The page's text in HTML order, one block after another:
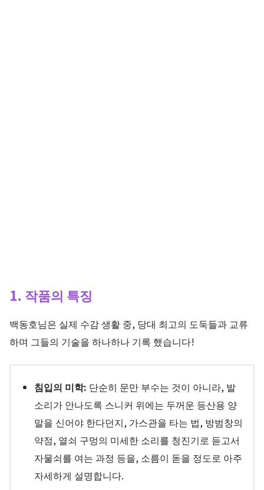
1. 작품의 특징
백동호님은 실제 수감 생활 중, 당대 최고의 도둑들과 교류
하며 그들의 기술을 하나하나 기록 했습니다!
침입의 미학: 단순히 문만 부수는 것이 아니라, 발
소리가 안나도록 스니커 위에는 두꺼운 등산용 양
말을 신어야 한다던지, 가스관을 타는 법, 방범창의
약점, 열쇠 구멍의 미세한 소리를 청진기로 듣고서
자물쇠를 여는 과정 등을, 소름이 돋을 정도로 아주
자세하게 설명합니다.